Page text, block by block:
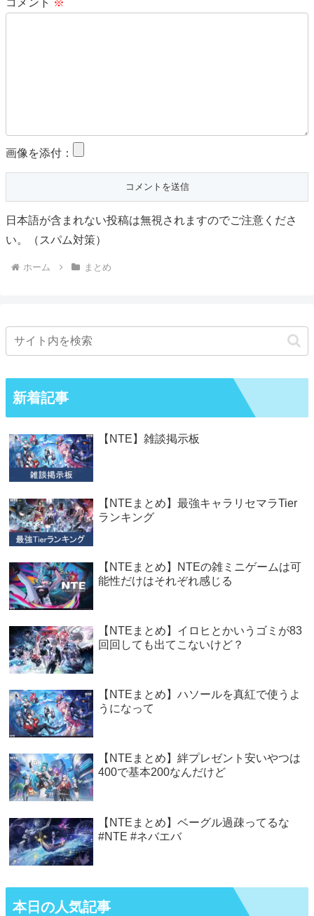
画像を添付：
日本語が含まれない投稿は無視されますのでご注意くださ
い。（スパム対策）
ホーム まとめ
新着記事
【NTE】雑談掲示板
【NTEまとめ】最強キャラリセマラTier
ランキング
【NTEまとめ】NTEの雑ミニゲームは可
能性だけはそれぞれ感じる
【NTEまとめ】イロヒとかいうゴミが83
回回しても出てこないけど？
【NTEまとめ】ハソールを真紅で使うよ
うになって
【NTEまとめ】絆プレゼント安いやつは
400で基本200なんだけど
【NTEまとめ】ベーグル過疎ってるな
#NTE #ネバエバ
本日の人気記事